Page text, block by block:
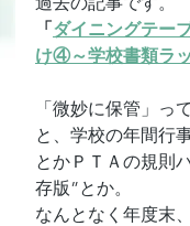
「ダイニングテー
け④～学校書類ラ
「微妙に保管」っ
と、学校の年間行
とかＰＴＡの規則
存版”とか。
なんとなく年度末